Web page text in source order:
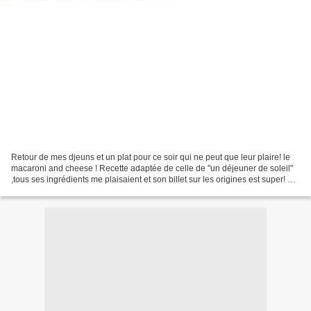
Retour de mes djeuns et un plat pour ce soir qui ne peut que leur plaire! le
macaroni and cheese ! Recette adaptée de celle de "un déjeuner de soleil"
,tous ses ingrédients me plaisaient et son billet sur les origines est super! A
cheese.html...